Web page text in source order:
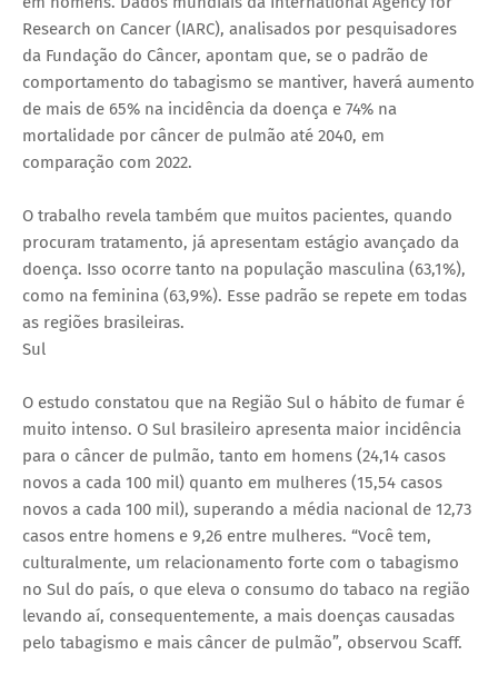
Research on Cancer (IARC), analisados por pesquisadores
da Fundação do Câncer, apontam que, se o padrão de
comportamento do tabagismo se mantiver, haverá aumento
de mais de 65% na incidência da doença e 74% na
mortalidade por câncer de pulmão até 2040, em
comparação com 2022.
O trabalho revela também que muitos pacientes, quando
procuram tratamento, já apresentam estágio avançado da
doença. Isso ocorre tanto na população masculina (63,1%),
como na feminina (63,9%). Esse padrão se repete em todas
as regiões brasileiras.
Sul
O estudo constatou que na Região Sul o hábito de fumar é
muito intenso. O Sul brasileiro apresenta maior incidência
para o câncer de pulmão, tanto em homens (24,14 casos
novos a cada 100 mil) quanto em mulheres (15,54 casos
novos a cada 100 mil), superando a média nacional de 12,73
casos entre homens e 9,26 entre mulheres. “Você tem,
culturalmente, um relacionamento forte com o tabagismo
no Sul do país, o que eleva o consumo do tabaco na região
levando aí, consequentemente, a mais doenças causadas
pelo tabagismo e mais câncer de pulmão”, observou Scaff.